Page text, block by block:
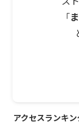
「
アクセスランキ